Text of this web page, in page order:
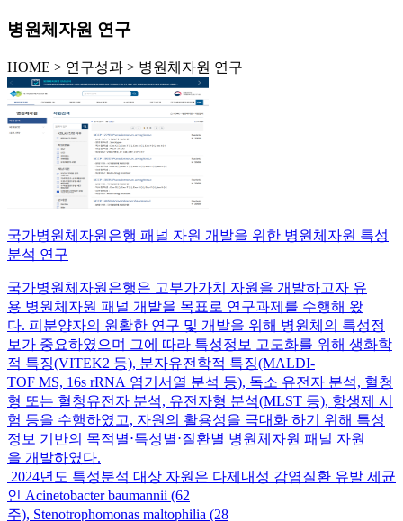
병원체자원 연구
HOME > 연구성과 > 병원체자원 연구
국가병원체자원은행 패널 자원 개발을 위한 병원체자원 특성
분석 연구
국가병원체자원은행은 고부가가치 자원을 개발하고자 유
용 병원체자원 패널 개발을 목표로 연구과제를 수행해 왔
다. 피분양자의 원활한 연구 및 개발을 위해 병원체의 특성정
보가 중요하였으며 그에 따라 특성정보 고도화를 위해 생화학
적 특징(VITEK2 등), 분자유전학적 특징(MALDI-
TOF MS, 16s rRNA 염기서열 분석 등), 독소 유전자 분석, 혈청
형 또는 혈청유전자 분석, 유전자형 분석(MLST 등), 항생제 시
험 등을 수행하였고, 자원의 활용성을 극대화 하기 위해 특성
정보 기반의 목적별⋅특성별⋅질환별 병원체자원 패널 자원
을 개발하였다.
2024년도 특성분석 대상 자원은 다제내성 감염질환 유발 세균
인 Acinetobacter baumannii (62
주), Stenotrophomonas maltophilia (28